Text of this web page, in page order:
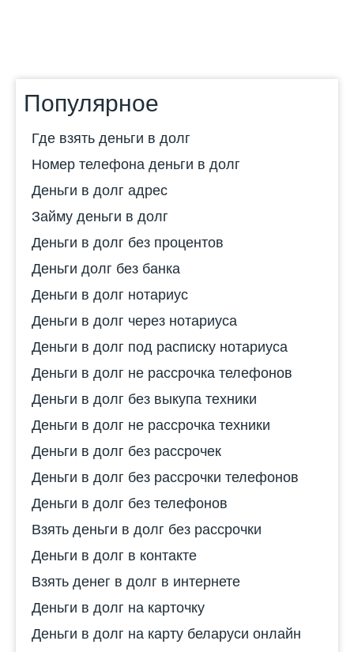
Популярное
Где взять деньги в долг
Номер телефона деньги в долг
Деньги в долг адрес
Займу деньги в долг
Деньги в долг без процентов
Деньги долг без банка
Деньги в долг нотариус
Деньги в долг через нотариуса
Деньги в долг под расписку нотариуса
Деньги в долг не рассрочка телефонов
Деньги в долг без выкупа техники
Деньги в долг не рассрочка техники
Деньги в долг без рассрочек
Деньги в долг без рассрочки телефонов
Деньги в долг без телефонов
Взять деньги в долг без рассрочки
Деньги в долг в контакте
Взять денег в долг в интернете
Деньги в долг на карточку
Деньги в долг на карту беларуси онлайн